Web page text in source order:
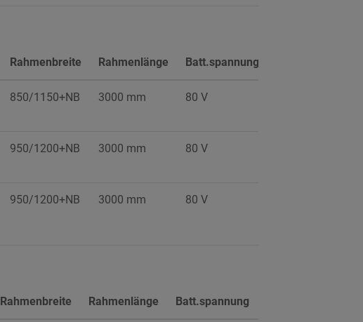
Rahmenbreite Rahmenlänge Batt.spannung
850/1150+NB 3000 mm 80 V
950/1200+NB 3000 mm 80 V
950/1200+NB 3000 mm 80 V
Rahmenbreite Rahmenlänge Batt.spannung